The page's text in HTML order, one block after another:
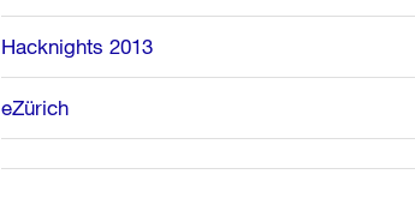
Hacknights 2013
eZürich